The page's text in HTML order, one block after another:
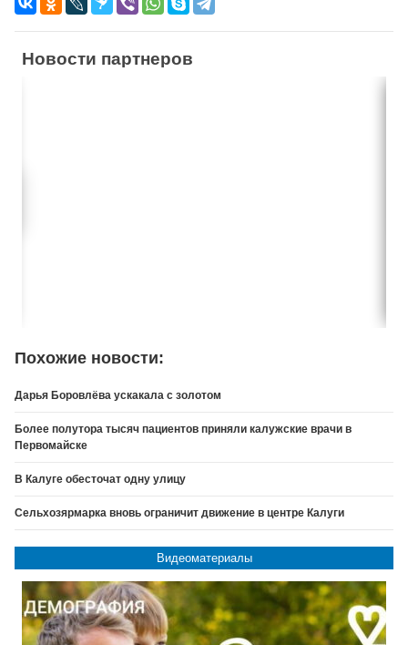
Новости партнеров
Похожие новости:
Дарья Боровлёва ускакала с золотом
Более полутора тысяч пациентов приняли калужские врачи в
Первомайске
В Калуге обесточат одну улицу
Сельхозярмарка вновь ограничит движение в центре Калуги
Видеоматериалы